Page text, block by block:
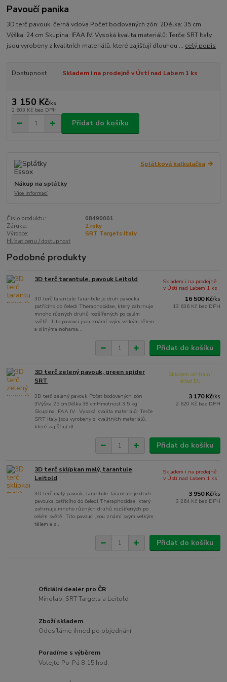
Pavoučí panika
3D terč pavouk, černá vdova Počet bodovaných zón: 2Délka: 35 cm
Výška: 24 cm Skupina: IFAA IV. Vysoká kvalita materiálů: Terče SRT Italy
jsou vyrobeny z kvalitních materiálů, které zajišťují dlouhou ... celý popis
Dostupnost Skladem i na prodejně v Ústí nad Labem 1 ks
3 150 Kč/ks
2 603 Kč bez DPH
Přidat do košíku
Splátková kalkulačka
Nákup na splátky
Více informací
Číslo produktu:
08490001
Záruka:
2 roky
Výrobce:
SRT Targets Italy
Hlídat cenu / dostupnost
Podobné produkty
3D terč tarantule, pavouk Leitold
3D terč tarantule Tarantule je druh pavouka
patřícího do čeledi Theraphosidae, který zahrnuje
mnoho různých druhů rozšířených po celém
světě. Tito pavouci jsou známí svým velkým tělem
a silnýma nohama...
16 500 Kč/ks
13 636 Kč bez DPH
Skladem i na prodejně
v Ústí nad Labem 1 ks
Přidat do košíku
3D terč zelený pavouk, green spider
SRT
3D terč zelený pavouk Počet bodovaných zón
3Výška 25 cmDélka 38 cmHmotnost 3,5 kg
Skupina IFAA IV. Vysoká kvalita materiálů: Terče
SRT Italy jsou vyrobeny z kvalitních materiálů,
které zajišťují dl...
3 170 Kč/ks
2 620 Kč bez DPH
Skladem centrální
sklad EU
Přidat do košíku
3D terč sklípkan malý, tarantule
Leitold
3D terč malý pavouk, tarantule Tarantule je druh
pavouka patřícího do čeledi Theraphosidae, který
zahrnuje mnoho různých druhů rozšířených po
celém světě. Tito pavouci jsou známí svým velkým
tělem a s...
3 950 Kč/ks
3 264 Kč bez DPH
Skladem i na prodejně
v Ústí nad Labem 1 ks
Přidat do košíku
Oficiální dealer pro ČR
Minelab, SRT Targets a Leitold
Zboží skladem
Odesíláme ihned po objednání
Poradíme s výběrem
Volejte Po-Pá 8-15 hod.